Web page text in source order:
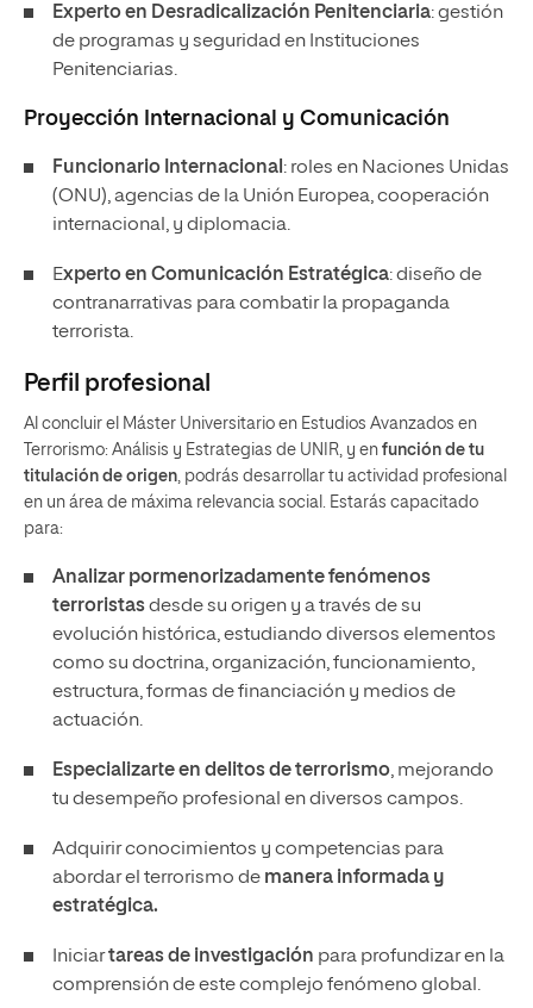
Experto en Desradicalización Penitenciaria: gestión
de programas y seguridad en Instituciones
Penitenciarias.
Proyección Internacional y Comunicación
Funcionario Internacional : roles en Naciones Unidas
(ONU), agencias de la Unión Europea, cooperación
internacional, y diplomacia.
Experto en Comunicación Estratégica: diseño de
contranarrativas para combatir la propaganda
terrorista.
Perfil profesional
Al concluir el Máster Universitario en Estudios Avanzados en
Terrorismo: Análisis y Estrategias de UNIR, y en función de tu
titulación de origen, podrás desarrollar tu actividad profesional
en un área de máxima relevancia social. Estarás capacitado
para:
Analizar pormenorizadamente fenómenos
terroristasdesde su origen y a través de su
evolución histórica, estudiando diversos elementos
como su doctrina, organización, funcionamiento,
estructura, formas de financiación y medios de
actuación.
Especializarte en delitos de terrorismo, mejorando
tu desempeño profesional en diversos campos.
Adquirir conocimientos y competencias para
abordar el terrorismo de manera informada y
estratégica.
Iniciartareas de investigación para profundizar en la
comprensión de este complejo fenómeno global.